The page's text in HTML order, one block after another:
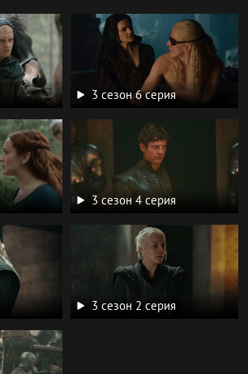
3 сезон 6 серия
3 сезон 4 серия
3 сезон 2 серия